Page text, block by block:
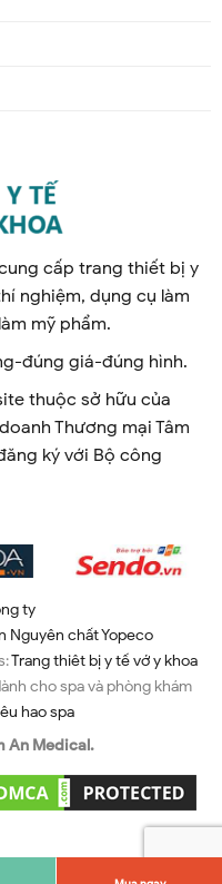
cấp trang thiết bị y
nghiệm, dụng cụ làm
mỹ phẩm.
đúng giá-đúng hình.
thuộc sở hữu của
Thương mại Tâm
ký với Bộ công
ty
Nguyên chất Yopeco
Trang thiêt bị y tế vớ y khoa
cho spa và phòng khám
hao spa
An Medical.